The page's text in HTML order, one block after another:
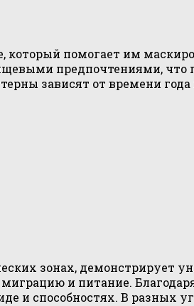
помогает им
предпочтениями,
зависят от времени
зонах, демонстрирует
и питание.
и способностях. В разных